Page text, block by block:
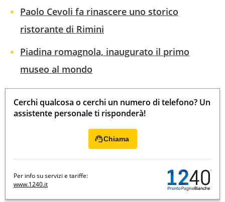
Paolo Cevoli fa rinascere uno storico
ristorante di Rimini
Piadina romagnola, inaugurato il primo
museo al mondo
Cerchi qualcosa o cerchi un numero di telefono? Un
assistente personale ti risponderà!
Chiama
Per info su servizi e tariffe:
www.1240.it